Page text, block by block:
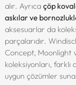
alır. Ayrıca çöp
askılar ve
aksesuarlar da
parçalarıdır.
Concept, Moonlight
koleksiyonları,
uygun çözümler